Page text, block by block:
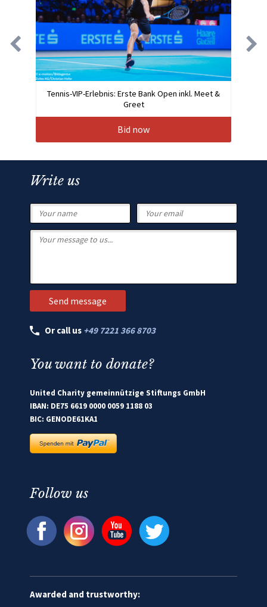
Tennis-VIP-Erlebnis: Erste Bank Open inkl. Meet &
Greet
Bid now
Write us
Or call us +49 7221 366 8703
You want to donate?
United Charity gemeinnützige Stiftungs GmbH
IBAN: DE75 6619 0000 0059 1188 03
BIC: GENODE61KA1
Follow us
Awarded and trustworthy: